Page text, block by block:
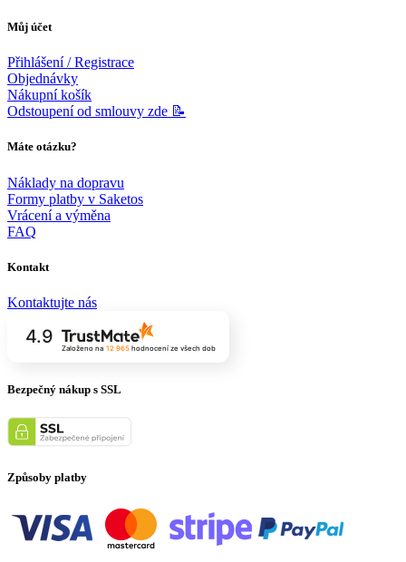
Můj účet
Přihlášení / Registrace
Objednávky
Nákupní košík
Odstoupení od smlouvy zde 📝
Máte otázku?
Náklady na dopravu
Formy platby v Saketos
Vrácení a výměna
FAQ
Kontakt
Kontaktujte nás
4.9
Založeno na 12 965hodnocení ze všech dob
Bezpečný nákup s SSL
Způsoby platby